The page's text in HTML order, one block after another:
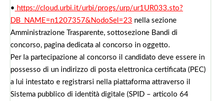
• https://cloud.urbi.it/urbi/progs/urp/ur1UR033.sto?
DB_NAME=n1207357&NodoSel=23 nella sezione
Amministrazione Trasparente, sottosezione Bandi di
concorso, pagina dedicata al concorso in oggetto.
Per la partecipazione al concorso il candidato deve essere in
possesso di un indirizzo di posta elettronica certificata (PEC)
a lui intestato e registrarsi nella piattaforma attraverso il
Sistema pubblico di identità digitale (SPID – articolo 64